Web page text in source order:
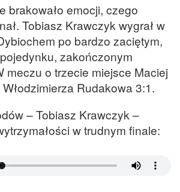
brakowało emocji, czego
Tobiasz Krawczyk wygrał w
po bardzo zaciętym,
zakończonym
meczu o trzecie miejsce Maciej
Rudakowa 3:1.
– Tobiasz Krawczyk –
w trudnym finale: